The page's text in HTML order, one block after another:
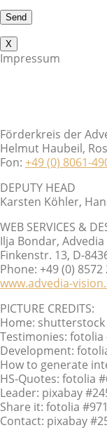
X
Impressum
Förderkreis der
Helmut Haubeil,
Fon: +49 (0) 8061-
DEPUTY HEAD
Karsten Köhler,
WEB SERVICES &
Ilja Bondar, Advedia
Finkenstr. 13, D-
Phone: +49 (0) 8572
www.advedia-
PICTURE CREDITS:
Home:
Testimonies: fotolia
Development:
How to generate
HS-Quotes: fotolia
Leader: pixabay
Share it: fotolia
Contact: pixabay